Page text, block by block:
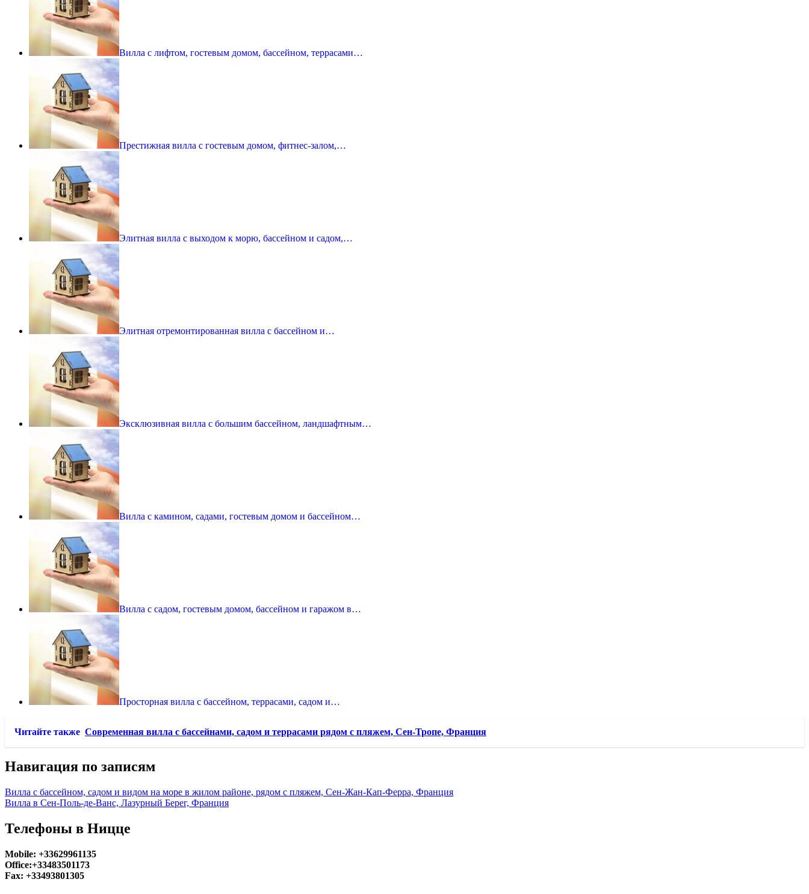
Вилла с лифтом, гостевым домом, бассейном, террасами…
Престижная вилла с гостевым домом, фитнес-залом,…
Элитная вилла с выходом к морю, бассейном и садом,…
Элитная отремонтированная вилла с бассейном и…
Эксклюзивная вилла с большим бассейном, ландшафтным…
Вилла с камином, садами, гостевым домом и бассейном…
Вилла с садом, гостевым домом, бассейном и гаражом в…
Просторная вилла с бассейном, террасами, садом и…
Читайте также Современная вилла с бассейнами, садом и террасами рядом с пляжем, Сен-Тропе, Франция
Навигация по записям
Вилла с бассейном, садом и видом на море в жилом районе, рядом с пляжем, Сен-Жан-Кап-Ферра, Франция
Вилла в Сен-Поль-де-Ванс, Лазурный Берег, Франция
Телефоны в Ницце
Mobile: +33629961135
Office:+33483501173
Fax: +33493801305